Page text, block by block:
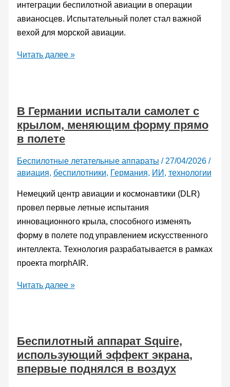
интеграции беспилотной авиации в операции
авианосцев. Испытательный полет стал важной
вехой для морской авиации.
Беспилотный
выполнил
первый
полностью
полет
Читать далее »
В Германии испытали самолет с
крылом, меняющим форму прямо
в полете
Беспилотные летательные аппараты / 27/04/2026 /
авиация, беспилотники, Германия, ИИ , технологии
Немецкий центр авиации и космонавтики (DLR)
провел первые летные испытания
инновационного крыла, способного изменять
форму в полете под управлением искусственного
интеллекта. Технология разрабатывается в рамках
проекта morphAIR.
В
с
крылом,
меняющим
Читать далее »
Беспилотный аппарат Squire,
использующий эффект экрана,
впервые поднялся в воздух